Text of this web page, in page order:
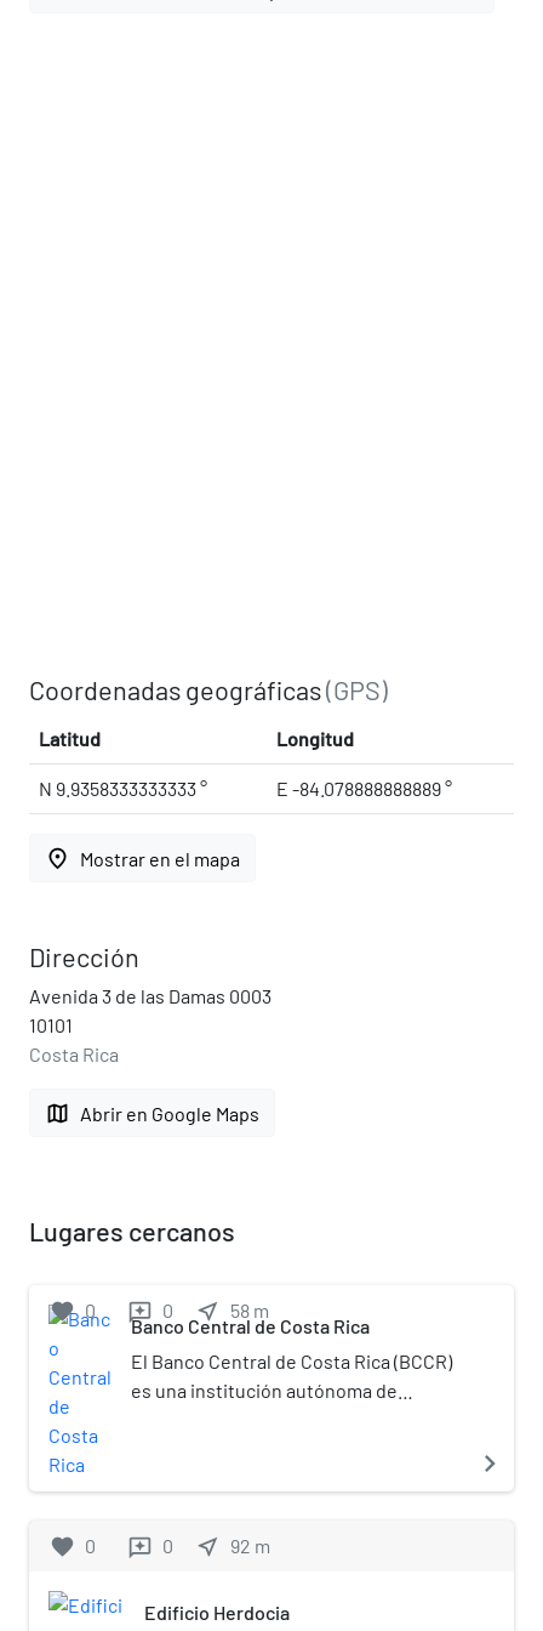
Coordenadas geográficas(GPS)
Latitud Longitud
N 9.9358333333333 ° E -84.078888888889 °
place Mostrar en el mapa
Dirección
Avenida 3 de las Damas 0003
10101
Costa Rica
map Abrir en Google Maps
Lugares cercanos
favorite 0 reviews 0 near_me 58 m
Banco Central de Costa Rica
El Banco Central de Costa Rica (BCCR)
es una institución autónoma de
Nacional de Costa Rica.[4]​ El BCCR vio
nacer su quehacer institucional una
administrativa, financiera y funcional,
navigate_next
favorite 0 reviews 0 near_me 92 m
Edificio Herdocia